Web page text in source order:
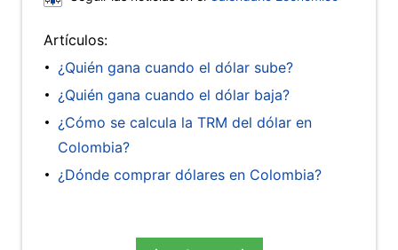
Artículos:
¿Quién gana cuando el dólar sube?
¿Quién gana cuando el dólar baja?
¿Cómo se calcula la TRM del dólar en
Colombia?
¿Dónde comprar dólares en Colombia?